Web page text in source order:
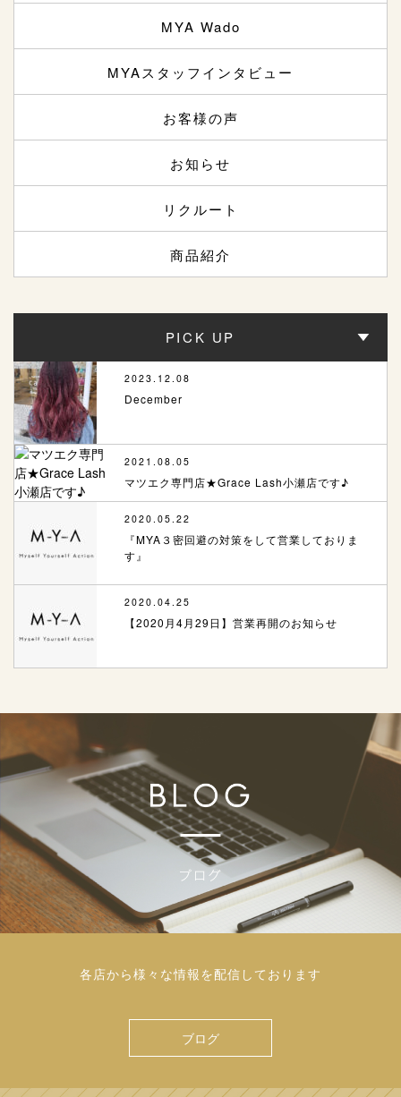
MYA Wado
MYAスタッフインタビュー
お客様の声
お知らせ
リクルート
商品紹介
PICK UP
2023.12.08
December
2021.08.05
マツエク専門店★Grace Lash小瀬店です♪
2020.05.22
『MYA３密回避の対策をして営業しておりま
す』
2020.04.25
【2020月4月29日】営業再開のお知らせ
各店から様々な情報を配信しております
ブログ